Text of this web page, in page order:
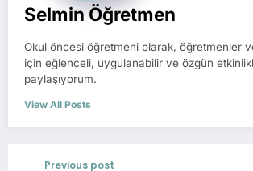
Selmin Öğretmen
Okul öncesi öğretmeni olarak, öğretmenler
için eğlenceli, uygulanabilir ve özgün
paylaşıyorum.
View All Posts
Previous post